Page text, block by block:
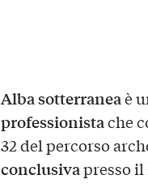
Alba sotterraneaè
professionistache
32 del percorso
conclusivapresso